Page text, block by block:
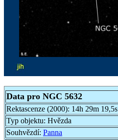
Data pro NGC 5632
Rektascenze (2000): 14h 29m 19,5s
Typ objektu: Hvězda
Souhvězdí: Panna